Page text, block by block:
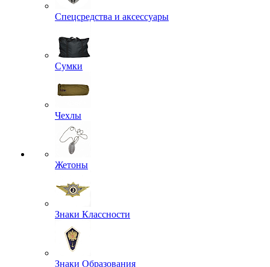
Спецсредства и аксессуары
Сумки
Чехлы
Жетоны
Знаки Классности
Знаки Образования